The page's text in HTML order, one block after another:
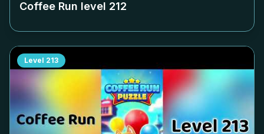
Coffee Run level 212
Level 213